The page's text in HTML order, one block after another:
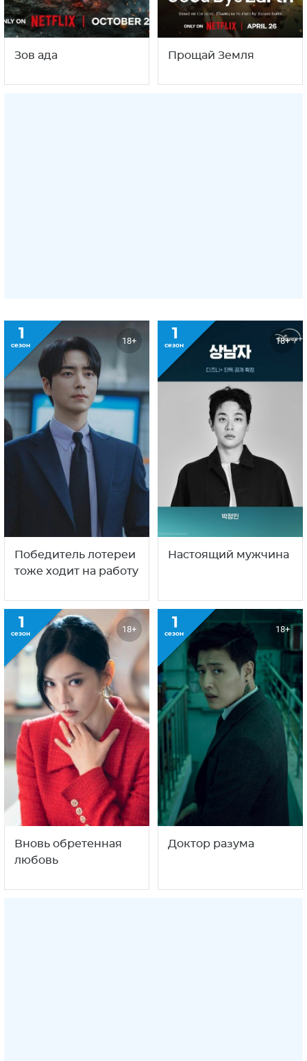
Зов ада Прощай Земля
1
сезон 18+
Победитель лотереи
тоже ходит на работу
1
сезон 18+
Настоящий мужчина
1
сезон 18+
Вновь обретенная
любовь
1
сезон 18+
Доктор разума